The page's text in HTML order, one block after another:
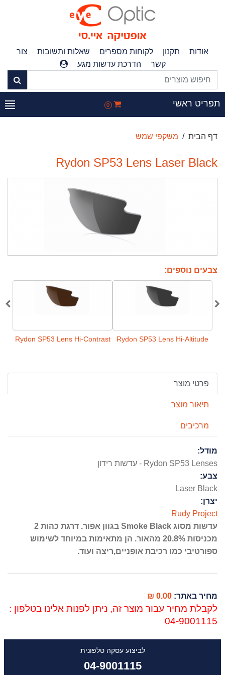
אודות תקנון לקוחות מספרים שאלות ותשובות
צור
קשר
הדרכת עדשות מגע
ראשי 0
דף הבית משקפי שמש
Rydon SP53 Lens Laser Black
צבעים נוספים:
Rydon SP53 Lens Hi-Altitude
Rydon SP53 Lens Hi-Contrast
פרטי מוצר
תיאור מוצר
מרכיבים
מודל:
Rydon SP53 Lenses - עדשות רידון
צבע:
Laser Black
יצרן:
Rudy Project
עדשות מסוג Smoke Black בגוון אפור. דרגת כהות 2
מכניסות 20.8% מהאור. הן מתאימות במיוחד לשימוש
ספורטיבי כמו רכיבת אופניים,ריצה ועוד.
מחיר באתר:0.00 ₪
לקבלת מחיר עבור מוצר זה, ניתן לפנות אלינו בטלפון :
04-9001115
לביצוע עסקה טלפונית
04-9001115